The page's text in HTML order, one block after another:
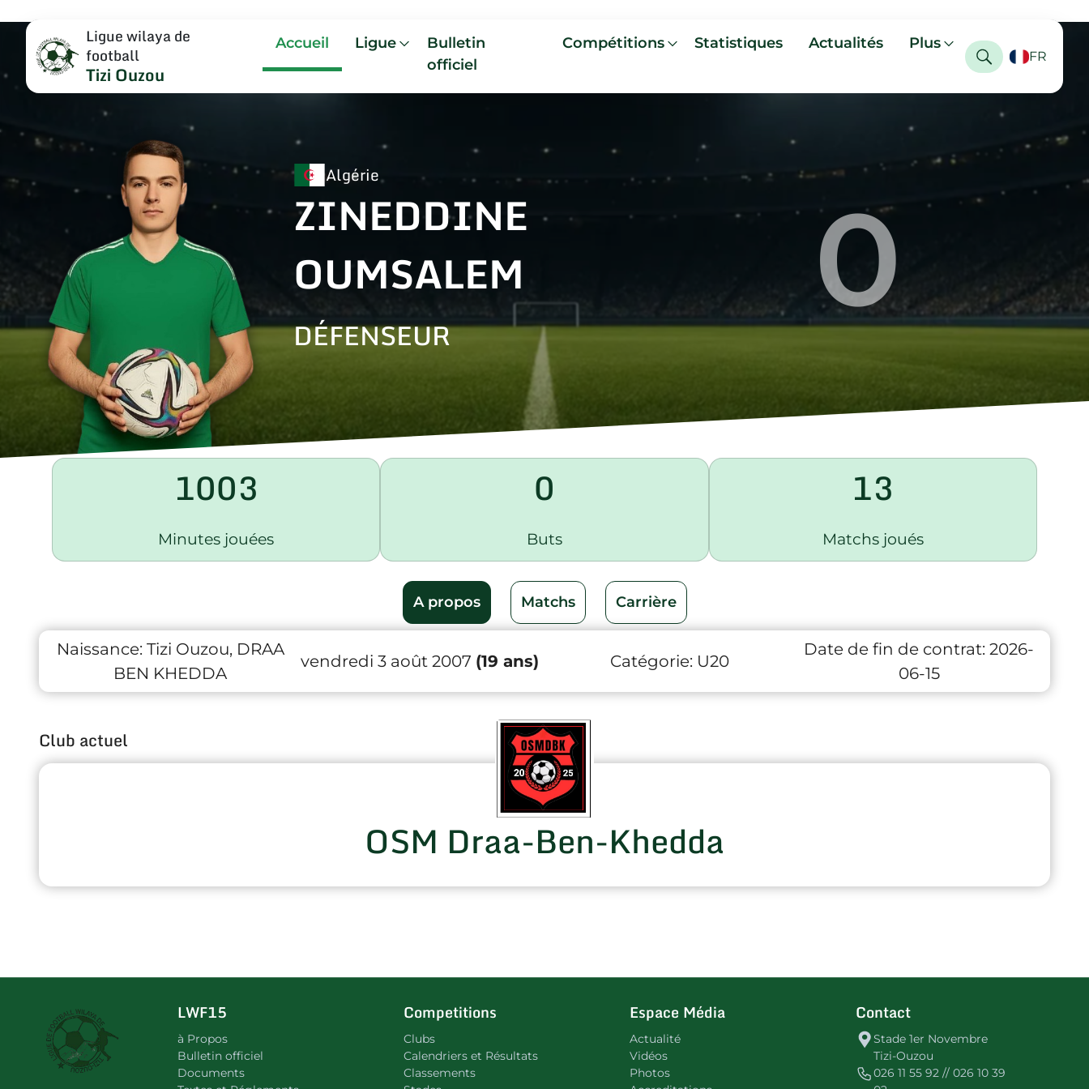
Ligue wilaya de
football
Tizi Ouzou
Accueil Ligue
Bulletin
officiel
Compétitions Statistiques Actualités Plus
FR
Algérie
ZINEDDINE
OUMSALEM
DÉFENSEUR 0
1003
Minutes jouées
0
Buts
13
Matchs joués
A propos Matchs Carrière
Naissance: Tizi Ouzou, DRAA
BEN KHEDDA
vendredi 3 août 2007 (19 ans) Catégorie: U20
Date de fin de contrat: 2026-
06-15
Club actuel
OSM Draa-Ben-Khedda
LWF15
à Propos
Bulletin officiel
Documents
Competitions
Clubs
Calendriers et Résultats
Classements
Espace Média
Actualité
Vidéos
Photos
Contact
Stade 1er Novembre
Tizi-Ouzou
026 11 55 92 // 026 10 39